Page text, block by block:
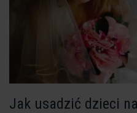
Jak usadzić dzieci